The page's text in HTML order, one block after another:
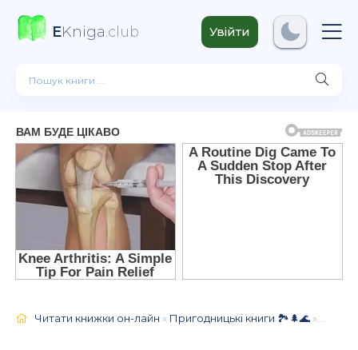
EKniga.club Увійти
Читати книжки он-лайн » Пригодницькі книги 🏞️🌲🌊 » У затiнку пальм, Микола Якович Олійник